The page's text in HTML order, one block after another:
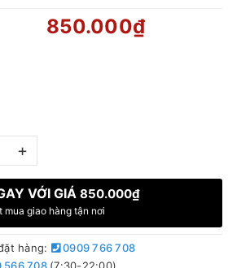
850.000₫
+
VỚI GIÁ 850.000₫
mua giao hàng tận nơi
hàng:
0909 766 708